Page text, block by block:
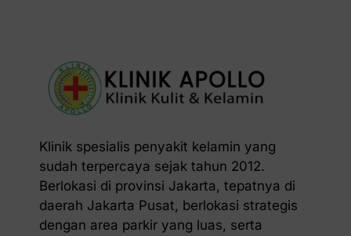
Klinik spesialis penyakit kelamin yang
sudah terpercaya sejak tahun 2012.
Berlokasi di provinsi Jakarta, tepatnya di
daerah Jakarta Pusat, berlokasi strategis
dengan area parkir yang luas, serta